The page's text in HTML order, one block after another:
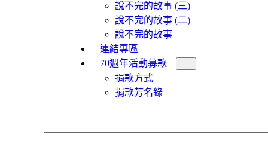
說不完的故事 (三)
說不完的故事 (二)
說不完的故事
連結專區
70週年活動募款
捐款方式
捐款芳名錄